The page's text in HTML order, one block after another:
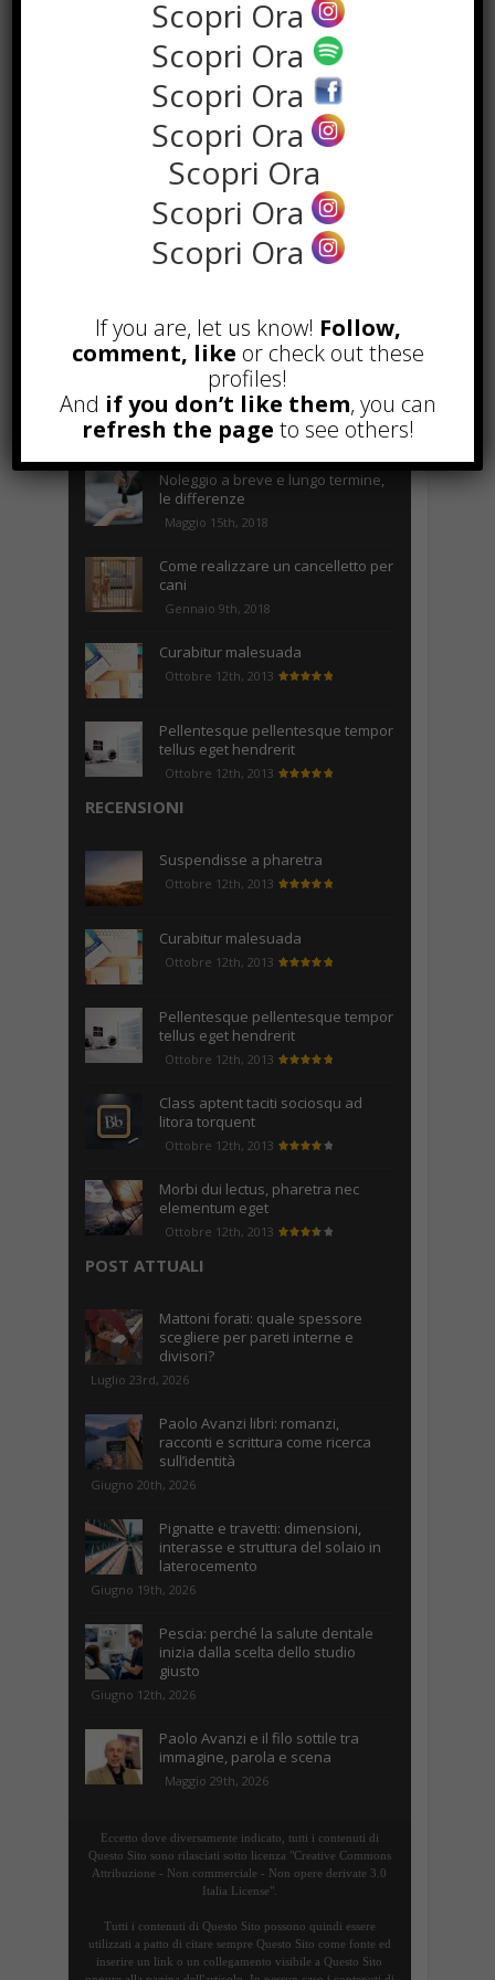
POPOLARI
A&R nel Business Music: tutto
quello che c’è da sapere!
Agosto 27th, 2017
Noleggio a breve e lungo termine,
le differenze
Maggio 15th, 2018
Come realizzare un cancelletto per
cani
Gennaio 9th, 2018
Curabitur malesuada
Ottobre 12th, 2013
Pellentesque pellentesque tempor
tellus eget hendrerit
Ottobre 12th, 2013
RECENSIONI
Suspendisse a pharetra
Ottobre 12th, 2013
Curabitur malesuada
Ottobre 12th, 2013
Pellentesque pellentesque tempor
tellus eget hendrerit
Ottobre 12th, 2013
Class aptent taciti sociosqu ad
litora torquent
Ottobre 12th, 2013
Morbi dui lectus, pharetra nec
elementum eget
Ottobre 12th, 2013
POST ATTUALI
Mattoni forati: quale spessore
scegliere per pareti interne e
divisori?
Luglio 23rd, 2026
Paolo Avanzi libri: romanzi,
racconti e scrittura come ricerca
sull’identità
Giugno 20th, 2026
Pignatte e travetti: dimensioni,
interasse e struttura del solaio in
laterocemento
Giugno 19th, 2026
Pescia: perché la salute dentale
inizia dalla scelta dello studio
giusto
Giugno 12th, 2026
Paolo Avanzi e il filo sottile tra
immagine, parola e scena
Maggio 29th, 2026
Eccetto dove diversamente indicato, tutti i contenuti di
Questo Sito sono rilasciati sotto licenza "Creative Commons
Attribuzione - Non commerciale - Non opere derivate 3.0
Italia License".
Tutti i contenuti di Questo Sito possono quindi essere
utilizzati a patto di citare sempre Questo Sito come fonte ed
inserire un link o un collegamento visibile a Questo Sito
Scopri Ora
Scopri Ora
Scopri Ora
Scopri Ora
Scopri Ora
Scopri Ora
Scopri Ora
If you are, let us know! Follow,
comment, like or check out these
profiles!
And if you don’t like them, you can
refresh the page to see others!